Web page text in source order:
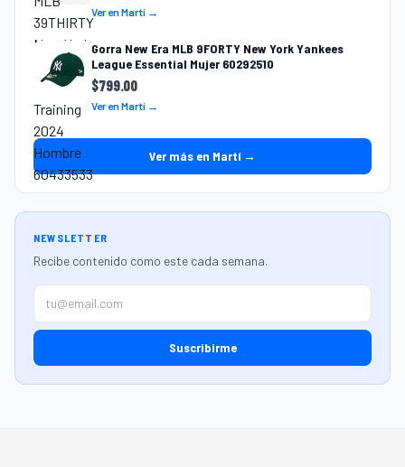
Ver en Martí →
Gorra New Era MLB 9FORTY New York Yankees
League Essential Mujer 60292510
$799.00
Ver en Martí →
Ver más en Martí →
NEWSLETTER
Recibe contenido como este cada semana.
Suscribirme